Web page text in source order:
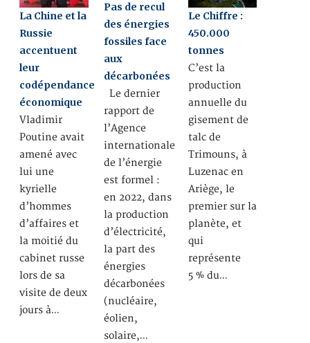
La Chine et la
Russie
accentuent
leur
codépendance
économique
Vladimir
Poutine avait
amené avec
lui une
kyrielle
d’hommes
d’affaires et
la moitié du
cabinet russe
lors de sa
visite de deux
jours à…
Pas de recul
des énergies
fossiles face
aux
décarbonées
Le dernier
rapport de
l’Agence
internationale
de l’énergie
est formel :
en 2022, dans
la production
d’électricité,
la part des
énergies
décarbonées
(nucléaire,
éolien,
solaire,…
Le Chiffre :
450.000
tonnes
C’est la
production
annuelle du
gisement de
talc de
Trimouns, à
Luzenac en
Ariège, le
premier sur la
planète, et
qui
représente
5 % du…